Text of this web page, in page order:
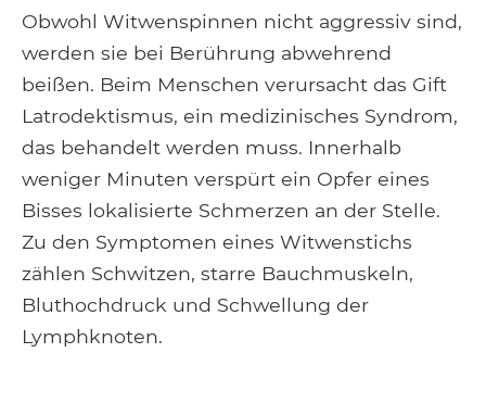
Obwohl Witwenspinnen nicht aggressiv sind,
werden sie bei Berührung abwehrend
beißen. Beim Menschen verursacht das Gift
Latrodektismus, ein medizinisches Syndrom,
das behandelt werden muss. Innerhalb
weniger Minuten verspürt ein Opfer eines
Bisses lokalisierte Schmerzen an der Stelle.
Zu den Symptomen eines Witwenstichs
zählen Schwitzen, starre Bauchmuskeln,
Bluthochdruck und Schwellung der
Lymphknoten.